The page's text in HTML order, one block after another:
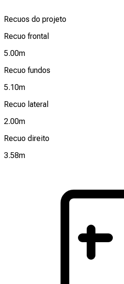
Recuos do projeto
Recuo frontal
5.00m
Recuo fundos
5.10m
Recuo lateral
2.00m
Recuo direito
3.58m